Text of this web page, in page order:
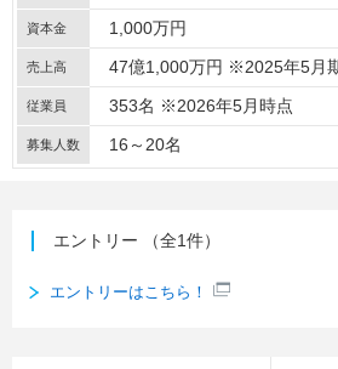
資本金 1,000万円
売上高 47億1,000万円 ※2025年5月
従業員 353名 ※2026年5月時点
募集人数 16～20名
エントリー （全1件）
エントリーはこちら！